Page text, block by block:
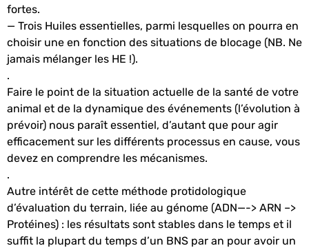
fortes.
— Trois Huiles essentielles, parmi lesquelles on pourra en
choisir une en fonction des situations de blocage (NB. Ne
jamais mélanger les HE !).
.
Faire le point de la situation actuelle de la santé de votre
animal et de la dynamique des événements (l’évolution à
prévoir) nous paraît essentiel, d’autant que pour agir
efficacement sur les différents processus en cause, vous
devez en comprendre les mécanismes.
.
Autre intérêt de cette méthode protidologique
d’évaluation du terrain, liée au génome (ADN—-> ARN –>
Protéines) : les résultats sont stables dans le temps et il
suffit la plupart du temps d’un BNS par an pour avoir un